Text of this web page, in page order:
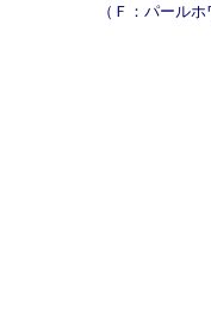
（Ｆ：パール